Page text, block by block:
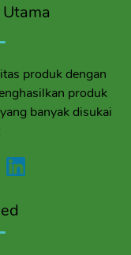
produk dengan
produk
banyak disukai